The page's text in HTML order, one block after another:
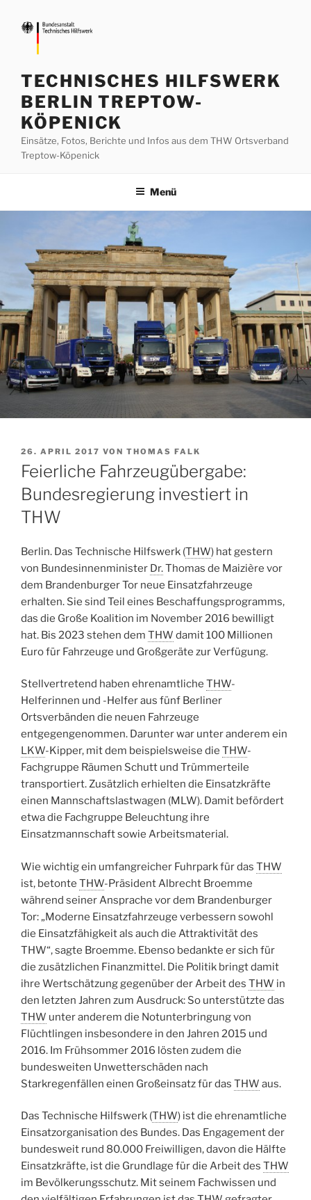
Inhalt
springen
TECHNISCHES HILFSWERK
BERLIN TREPTOW-
KÖPENICK
Einsätze, Fotos, Berichte und Infos aus dem THW Ortsverband
Treptow-Köpenick
Menü
VERÖFFENTLICHT
AM
26. APRIL 2017 VON THOMAS FALK
Feierliche Fahrzeugübergabe:
Bundesregierung investiert in
THW
Berlin. Das Technische Hilfswerk (THW) hat gestern
von Bundesinnenminister Dr.Thomas de Maizière vor
dem Brandenburger Tor neue Einsatzfahrzeuge
erhalten. Sie sind Teil eines Beschaffungsprogramms,
das die Große Koalition im November 2016 bewilligt
hat. Bis 2023 stehen dem THW damit 100 Millionen
Euro für Fahrzeuge und Großgeräte zur Verfügung.
Stellvertretend haben ehrenamtliche THW-
Helferinnen und -Helfer aus fünf Berliner
Ortsverbänden die neuen Fahrzeuge
entgegengenommen. Darunter war unter anderem ein
LKW-Kipper, mit dem beispielsweise die THW-
Fachgruppe Räumen Schutt und Trümmerteile
transportiert. Zusätzlich erhielten die Einsatzkräfte
einen Mannschaftslastwagen (MLW). Damit befördert
etwa die Fachgruppe Beleuchtung ihre
Einsatzmannschaft sowie Arbeitsmaterial.
Wie wichtig ein umfangreicher Fuhrpark für das THW
ist, betonte THW-Präsident Albrecht Broemme
während seiner Ansprache vor dem Brandenburger
Tor: „Moderne Einsatzfahrzeuge verbessern sowohl
die Einsatzfähigkeit als auch die Attraktivität des
THW“, sagte Broemme. Ebenso bedankte er sich für
die zusätzlichen Finanzmittel. Die Politik bringt damit
ihre Wertschätzung gegenüber der Arbeit des THW in
den letzten Jahren zum Ausdruck: So unterstützte das
THW unter anderem die Notunterbringung von
Flüchtlingen insbesondere in den Jahren 2015 und
2016. Im Frühsommer 2016 lösten zudem die
bundesweiten Unwetterschäden nach
Starkregenfällen einen Großeinsatz für das THW aus.
Das Technische Hilfswerk (THW) ist die ehrenamtliche
Einsatzorganisation des Bundes. Das Engagement der
bundesweit rund 80.000 Freiwilligen, davon die Hälfte
Einsatzkräfte, ist die Grundlage für die Arbeit des THW
im Bevölkerungsschutz. Mit seinem Fachwissen und